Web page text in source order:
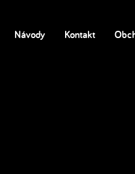
Návody Kontakt